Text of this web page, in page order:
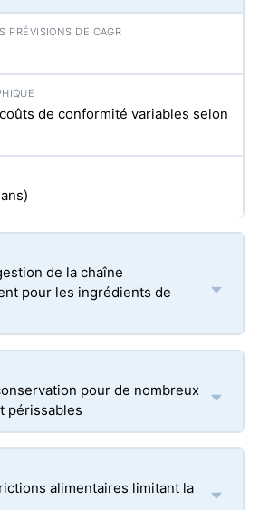
de conformité variables selon
de la chaîne
pour les ingrédients de
pour de nombreux
périssables
alimentaires limitant la